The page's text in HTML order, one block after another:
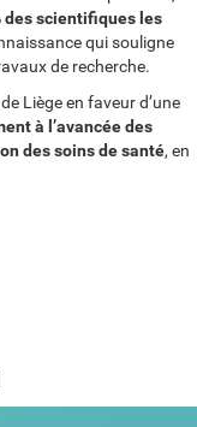
des scientifiques les
qui souligne
de recherche.
Liège en faveur d’une
à l’avancée des
des soins de santé, en